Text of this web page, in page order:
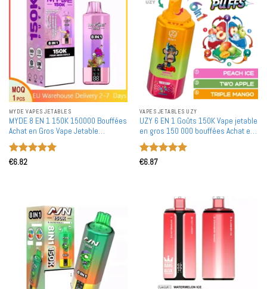
MYDE VAPES JETABLES
MYDE 8 EN 1 150K 150000 Bouffées
Achat en Gros Vape Jetable
Livraison Entrepôt Européen Gros
Note
€6.82
VAPES JETABLES UZY
UZY 6 EN 1 Goûts 150K Vape jetable
en gros 150 000 bouffées Achat en
bulk
Note
€6.87